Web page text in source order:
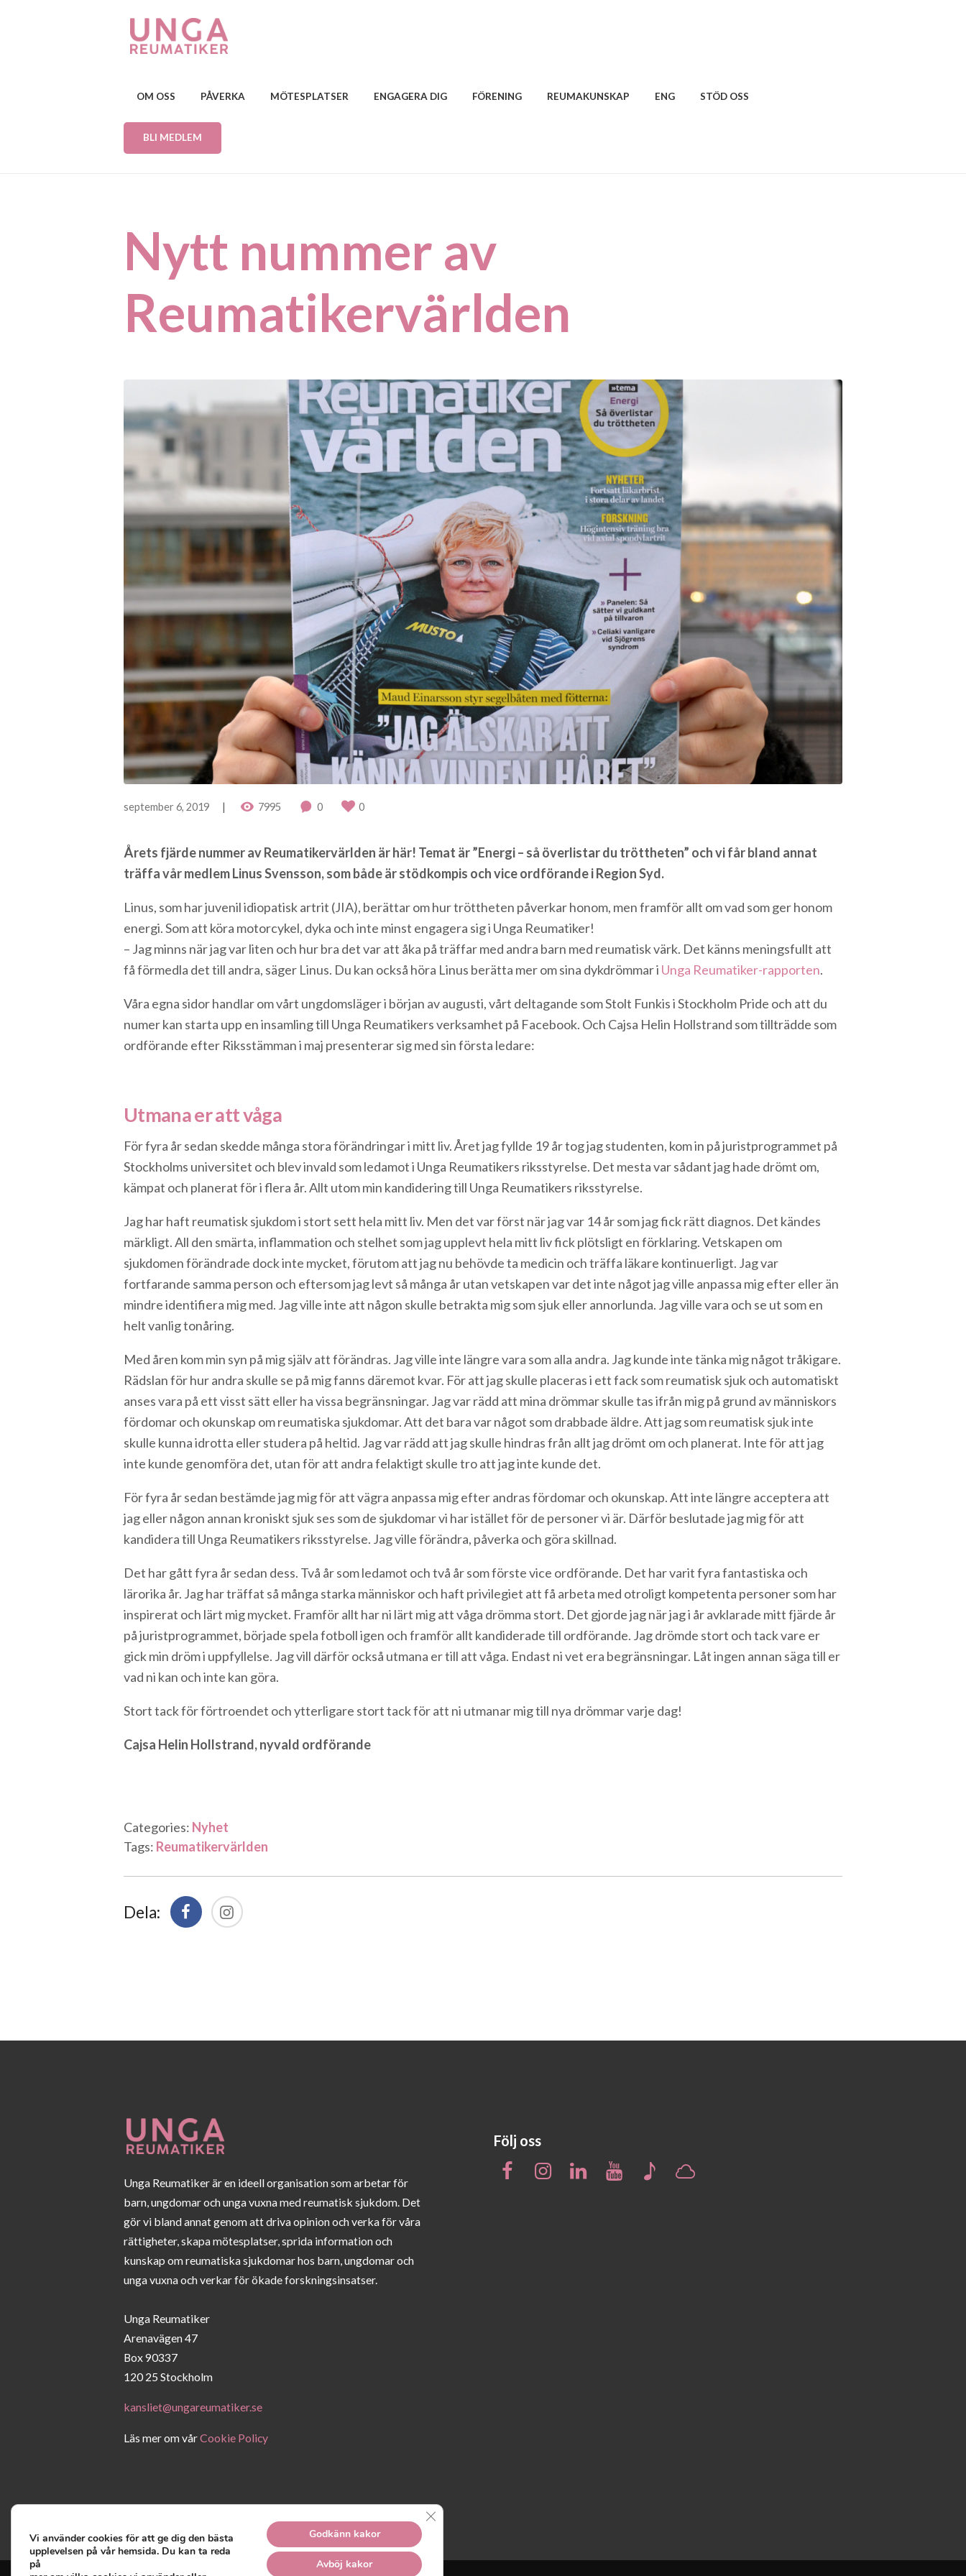
OM OSS PÅVERKA MÖTESPLATSER ENGAGERA DIG FÖRENING REUMAKUNSKAP ENG STÖD OSS
BLI MEDLEM
Nytt nummer av
Reumatikervärlden
september 6, 2019 7995 0 0
Årets fjärde nummer av Reumatikervärlden är här! Temat är ”Energi – så överlistar du tröttheten” och vi får bland annat
träffa vår medlem Linus Svensson, som både är stödkompis och vice ordförande i Region Syd.
Linus, som har juvenil idiopatisk artrit (JIA), berättar om hur tröttheten påverkar honom, men framför allt om vad som ger honom
energi. Som att köra motorcykel, dyka och inte minst engagera sig i Unga Reumatiker!
– Jag minns när jag var liten och hur bra det var att åka på träffar med andra barn med reumatisk värk. Det känns meningsfullt att
få förmedla det till andra, säger Linus. Du kan också höra Linus berätta mer om sina dykdrömmar i Unga Reumatiker-rapporten.
Våra egna sidor handlar om vårt ungdomsläger i början av augusti, vårt deltagande som Stolt Funkis i Stockholm Pride och att du
numer kan starta upp en insamling till Unga Reumatikers verksamhet på Facebook. Och Cajsa Helin Hollstrand som tillträdde som
ordförande efter Riksstämman i maj presenterar sig med sin första ledare:
Utmana er att våga
För fyra år sedan skedde många stora förändringar i mitt liv. Året jag fyllde 19 år tog jag studenten, kom in på juristprogrammet på
Stockholms universitet och blev invald som ledamot i Unga Reumatikers riksstyrelse. Det mesta var sådant jag hade drömt om,
kämpat och planerat för i flera år. Allt utom min kandidering till Unga Reumatikers riksstyrelse.
Jag har haft reumatisk sjukdom i stort sett hela mitt liv. Men det var först när jag var 14 år som jag fick rätt diagnos. Det kändes
märkligt. All den smärta, inflammation och stelhet som jag upplevt hela mitt liv fick plötsligt en förklaring. Vetskapen om
sjukdomen förändrade dock inte mycket, förutom att jag nu behövde ta medicin och träffa läkare kontinuerligt. Jag var
fortfarande samma person och eftersom jag levt så många år utan vetskapen var det inte något jag ville anpassa mig efter eller än
mindre identifiera mig med. Jag ville inte att någon skulle betrakta mig som sjuk eller annorlunda. Jag ville vara och se ut som en
helt vanlig tonåring.
Med åren kom min syn på mig själv att förändras. Jag ville inte längre vara som alla andra. Jag kunde inte tänka mig något tråkigare.
Rädslan för hur andra skulle se på mig fanns däremot kvar. För att jag skulle placeras i ett fack som reumatisk sjuk och automatiskt
anses vara på ett visst sätt eller ha vissa begränsningar. Jag var rädd att mina drömmar skulle tas ifrån mig på grund av människors
fördomar och okunskap om reumatiska sjukdomar. Att det bara var något som drabbade äldre. Att jag som reumatisk sjuk inte
skulle kunna idrotta eller studera på heltid. Jag var rädd att jag skulle hindras från allt jag drömt om och planerat. Inte för att jag
inte kunde genomföra det, utan för att andra felaktigt skulle tro att jag inte kunde det.
För fyra år sedan bestämde jag mig för att vägra anpassa mig efter andras fördomar och okunskap. Att inte längre acceptera att
jag eller någon annan kroniskt sjuk ses som de sjukdomar vi har istället för de personer vi är. Därför beslutade jag mig för att
kandidera till Unga Reumatikers riksstyrelse. Jag ville förändra, påverka och göra skillnad.
Det har gått fyra år sedan dess. Två år som ledamot och två år som förste vice ordförande. Det har varit fyra fantastiska och
lärorika år. Jag har träffat så många starka människor och haft privilegiet att få arbeta med otroligt kompetenta personer som har
inspirerat och lärt mig mycket. Framför allt har ni lärt mig att våga drömma stort. Det gjorde jag när jag i år avklarade mitt fjärde år
på juristprogrammet, började spela fotboll igen och framför allt kandiderade till ordförande. Jag drömde stort och tack vare er
gick min dröm i uppfyllelse. Jag vill därför också utmana er till att våga. Endast ni vet era begränsningar. Låt ingen annan säga till er
vad ni kan och inte kan göra.
Stort tack för förtroendet och ytterligare stort tack för att ni utmanar mig till nya drömmar varje dag!
Cajsa Helin Hollstrand, nyvald ordförande
Categories: Nyhet
Tags: Reumatikervärlden
Dela:
Unga Reumatiker är en ideell organisation som arbetar för
barn, ungdomar och unga vuxna med reumatisk sjukdom. Det
gör vi bland annat genom att driva opinion och verka för våra
rättigheter, skapa mötesplatser, sprida information och
kunskap om reumatiska sjukdomar hos barn, ungdomar och
unga vuxna och verkar för ökade forskningsinsatser.
Unga Reumatiker
Arenavägen 47
Box 90337
120 25 Stockholm
kansliet@ungareumatiker.se
Läs mer om vårCookie Policy
Följ oss
Vi använder cookies för att ge dig den bästa
upplevelsen på vår hemsida. Du kan ta reda
på
Godkänn kakor
Avböj kakor
Close GDPR Cookie Banner